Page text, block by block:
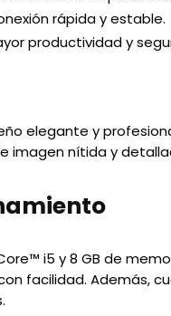
rápida y estable.
productividad y
elegante y
imagen nítida y
i5 y 8 GB de
facilidad. Además,